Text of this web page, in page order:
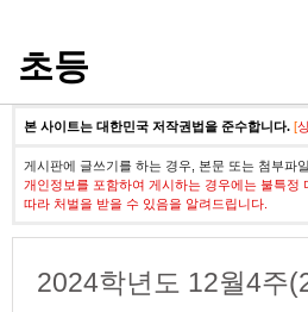
초등
본 사이트는 대한민국 저작권법을 준수합니다. [
게시판에 글쓰기를 하는 경우, 본문 또는 첨부파
개인정보를 포함하여 게시하는 경우에는 불특정
따라 처벌을 받을 수 있음을 알려드립니다.
2024학년도 12월4주